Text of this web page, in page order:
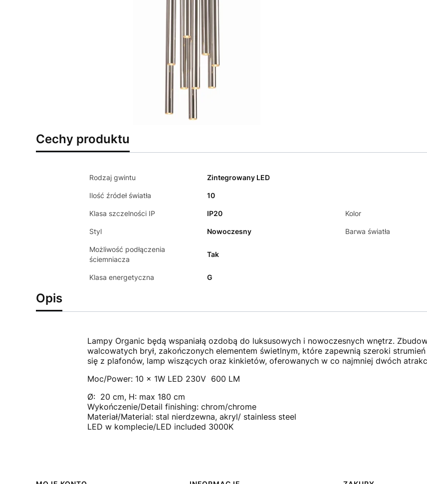
Cechy produktu
Rodzaj gwintu Zintegrowany LED
Ilość źródeł światła 10
Klasa szczelności IP IP20 Kolor
Styl Nowoczesny Barwa światła
Możliwość podłączenia
ściemniacza
Tak
Klasa energetyczna G
Opis
Lampy Organic będą wspaniałą ozdobą do luksusowych i nowoczesnych wnętrz.
walcowatych brył, zakończonych elementem świetlnym, które zapewnią szeroki strumień
się z plafonów, lamp wiszących oraz kinkietów, oferowanych w co najmniej dwóch
Moc/Power: 10 x 1W LED 230V 600 LM
Ø: 20 cm, H: max 180 cm
Wykończenie/Detail finishing: chrom/chrome
Materiał/Material: stal nierdzewna, akryl/ stainless steel
LED w komplecie/LED included 3000K